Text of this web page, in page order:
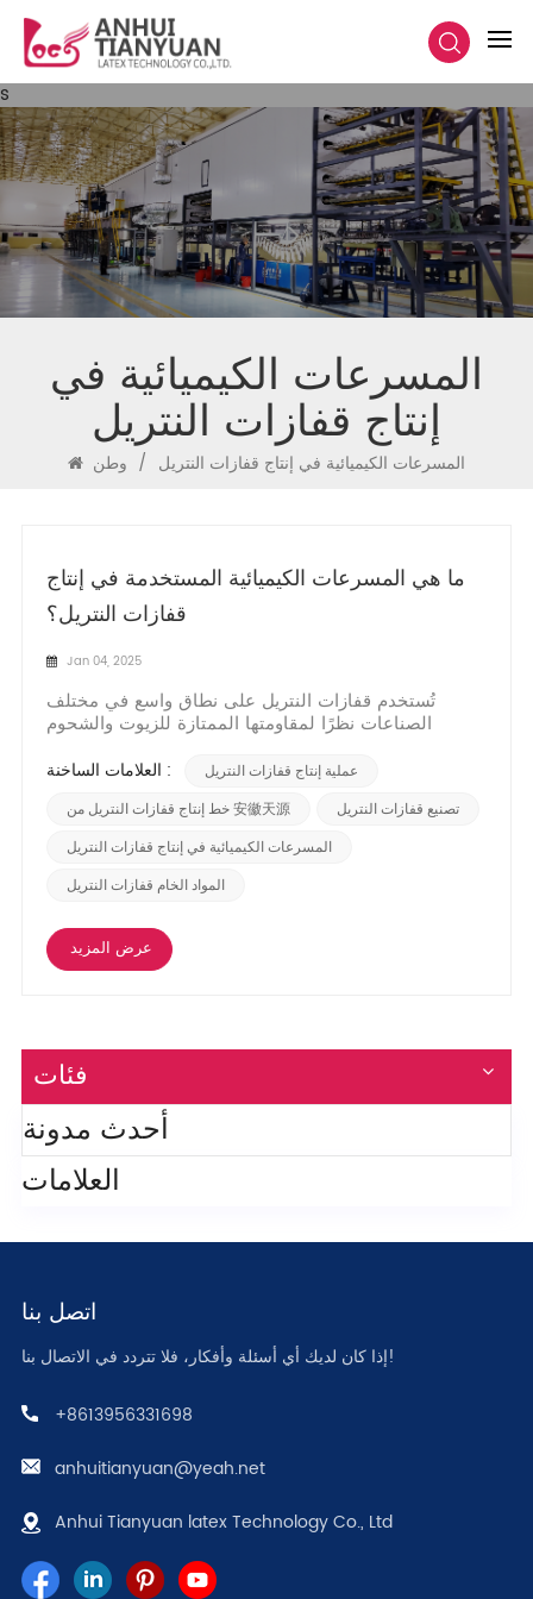
s
المسرعات الكيميائية في
إنتاج قفازات النتريل
وطن / المسرعات الكيميائية في إنتاج قفازات النتريل
ما هي المسرعات الكيميائية المستخدمة في إنتاج
قفازات النتريل؟
Jan 04, 2025
تُستخدم قفازات النتريل على نطاق واسع في مختلف
الصناعات نظرًا لمقاومتها الممتازة للزيوت والشحوم
العديد من المكونات الرئيسية، أحدها المسرعات الكيميائية.
يعزز سرعة وجودة المنتج النهائي. المسرعا...
العلامات الساخنة : عملية إنتاج قفازات النتريل
خط إنتاج قفازات النتريل من 安徽天源 تصنيع قفازات النتريل
المسرعات الكيميائية في إنتاج قفازات النتريل
المواد الخام قفازات النتريل
عرض المزيد
فئات
أحدث مدونة
العلامات
اتصل بنا
إذا كان لديك أي أسئلة وأفكار، فلا تتردد في الاتصال بنا!
+8613956331698
anhuitianyuan@yeah.net
Anhui Tianyuan latex Technology Co., Ltd